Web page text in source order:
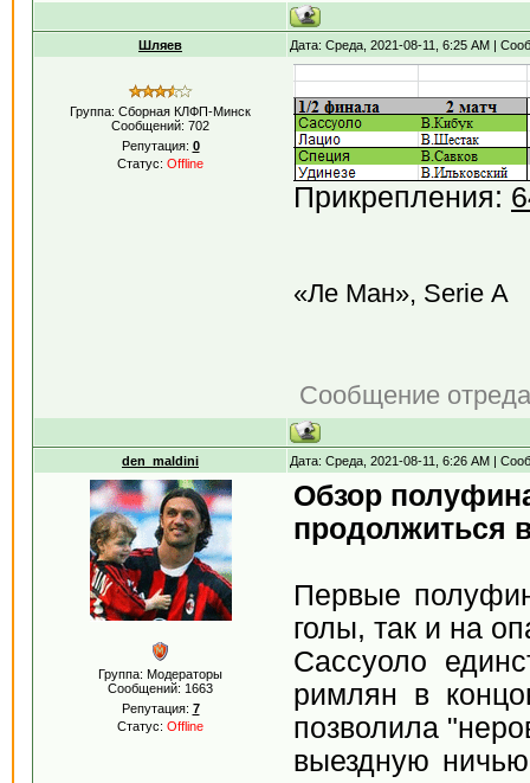
Шляев Дата: Среда, 2021-08-11, 6:25 AM |
Группа: Сборная КЛФП-Минск
Сообщений: 702
Репутация: 0
Статус: Offline
Прикрепления:
«Ле Ман», Serie А
Сообщение
den_maldini Дата: Среда, 2021-08-11, 6:26 AM |
Группа: Модераторы
Сообщений: 1663
Репутация: 7
Статус: Offline
Обзор
продолжиться
Первые
голы, так и на
Сассуоло
римлян в
позволила
выездную